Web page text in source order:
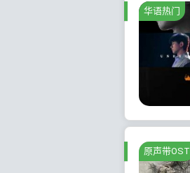
华语热门
原声带OST